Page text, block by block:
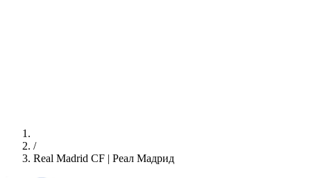
/
Real Madrid CF | Реал Мадрид